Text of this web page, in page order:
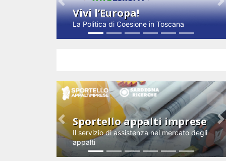
Vivi l’Europa!
La Politica di Coesione in Toscana
Previous
Sportello appalti imprese
Il servizio di assistenza nel mercato degli
appalti
Previous